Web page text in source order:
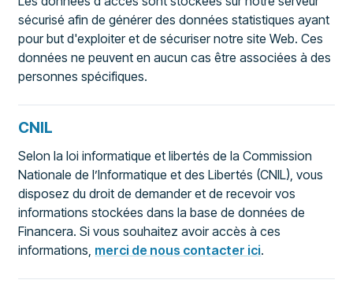
sécurisé afin de générer des données statistiques ayant
pour but d'exploiter et de sécuriser notre site Web. Ces
données ne peuvent en aucun cas être associées à des
personnes spécifiques.
CNIL
Selon la loi informatique et libertés de la Commission
Nationale de l’Informatique et des Libertés (CNIL), vous
disposez du droit de demander et de recevoir vos
informations stockées dans la base de données de
Financera. Si vous souhaitez avoir accès à ces
informations, merci de nous contacter ici.